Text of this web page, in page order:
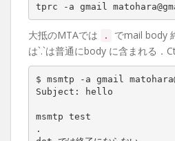
tprc -a gmail
大抵のMTAでは .
でmail body
は`.`は普通にbody に含まれる．
$ msmtp -a gmail
Subject: hello
msmtp test
.